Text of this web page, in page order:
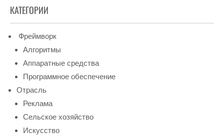
КАТЕГОРИИ
Фреймворк
Алгоритмы
Аппаратные средства
Программное обеспечение
Отрасль
Реклама
Сельское хозяйство
Искусство